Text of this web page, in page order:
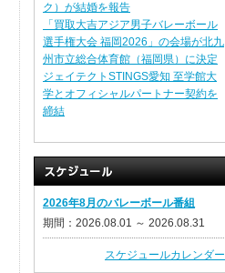
ク）が結婚を報告
「買取大吉アジア男子バレーボール
選手権大会 福岡2026」の会場が北九
州市立総合体育館（福岡県）に決定
ジェイテクトSTINGS愛知 至学館大
学とオフィシャルパートナー契約を
締結
2026年8月のバレーボール番組
期間：2026.08.01 ～ 2026.08.31
スケジュールカレンダー